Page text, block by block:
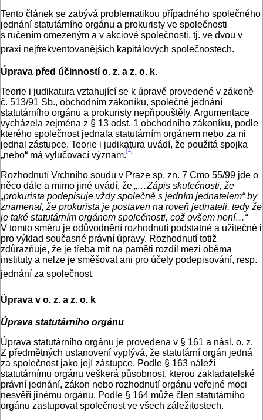
Tento článek se zabývá problematikou případného společného
jednání statutárního orgánu a prokuristy ve společnosti
s ručením omezeným a v akciové společnosti, tj. ve dvou v
praxi nejfrekventovanějších kapitálových společnostech.
Úprava před účinností o. z. a z. o. k.
Teorie i judikatura vztahující se k úpravě provedené v zákoně
č. 513/91 Sb., obchodním zákoníku, společné jednání
statutárního orgánu a prokuristy nepřipouštěly. Argumentace
vycházela zejména z § 13 odst. 1 obchodního zákoníku, podle
kterého společnost jednala statutárním orgánem nebo za ni
jednal zástupce. Teorie i judikatura uvádí, že použitá spojka
„nebo“ má vylučovací význam. [4]
Rozhodnutí Vrchního soudu v Praze sp. zn. 7 Cmo 55/99 jde o
něco dále a mimo jiné uvádí, že „…Zápis skutečnosti, že
„prokurista podepisuje vždy společně s jedním jednatelem“ by
znamenal, že prokurista je postaven na roveň jednateli, tedy že
je také statutárním orgánem společnosti, což ovšem není…“
V tomto směru je odůvodnění rozhodnutí podstatné a užitečné i
pro výklad současné právní úpravy. Rozhodnutí totiž
zdůrazňuje, že je třeba mít na paměti rozdíl mezi oběma
instituty a nelze je směšovat ani pro účely podepisování, resp.
jednání za společnost.
Úprava v o. z. a z. o. k
Úprava statutárního orgánu
Úprava statutárního orgánu je provedena v § 161 a násl. o. z.
Z předmětných ustanovení vyplývá, že statutární orgán jedná
za společnost jako její zástupce. Podle § 163 náleží
statutárnímu orgánu veškerá působnost, kterou zakladatelské
právní jednání, zákon nebo rozhodnutí orgánu veřejné moci
nesvěří jinému orgánu. Podle § 164 může člen statutárního
orgánu zastupovat společnost ve všech záležitostech.